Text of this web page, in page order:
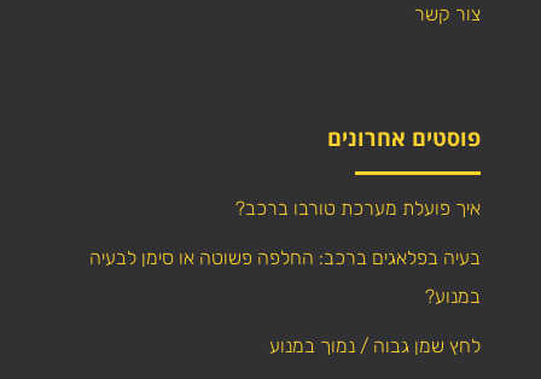
צור קשר
פוסטים אחרונים
איך פועלת מערכת טורבו ברכב?
בעיה בפלאגים ברכב: החלפה פשוטה או סימן לבעיה
במנוע?
לחץ שמן גבוה / נמוך במנוע